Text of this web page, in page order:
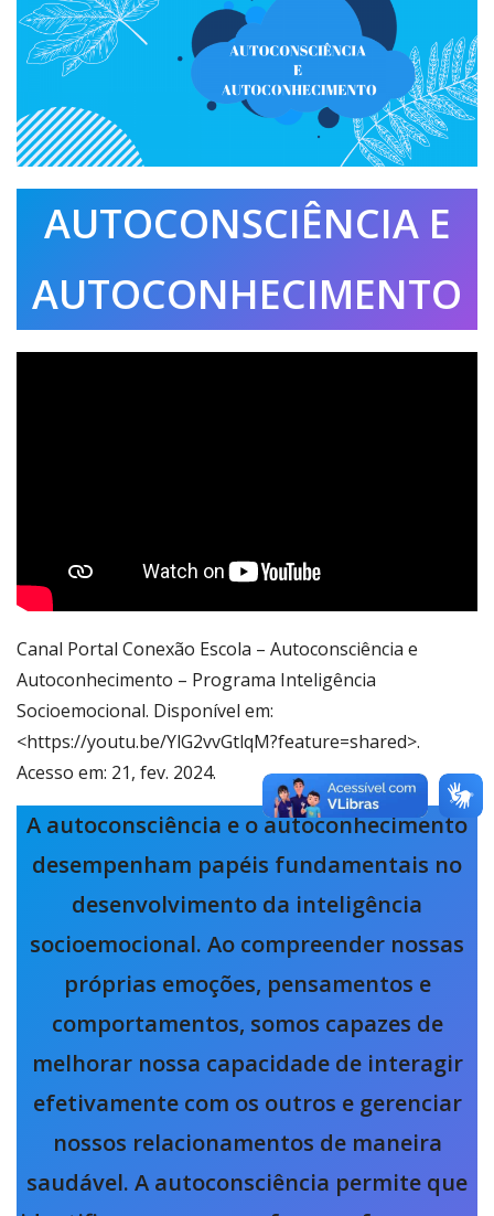
AUTOCONSCIÊNCIA E
AUTOCONHECIMENTO
Canal Portal Conexão Escola – Autoconsciência e
Autoconhecimento – Programa Inteligência
Socioemocional. Disponível em:
<https://youtu.be/YlG2vvGtlqM?feature=shared>.
Acesso em: 21, fev. 2024.
A autoconsciência e o autoconhecimento
desempenham papéis fundamentais no
desenvolvimento da inteligência
socioemocional. Ao compreender nossas
próprias emoções, pensamentos e
comportamentos, somos capazes de
melhorar nossa capacidade de interagir
efetivamente com os outros e gerenciar
nossos relacionamentos de maneira
saudável. A autoconsciência permite que